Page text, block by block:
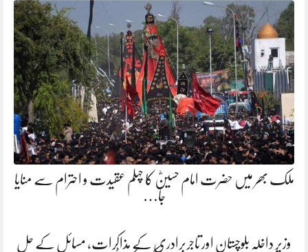
ملک بھر میں حضرت امام حسینؓ کا چہلم عقیدت و احترام سے منایا
جا…
وزیر داخلہ بلوچستان اور تاجربرادری کے مذاکرات، مسائل کے حل